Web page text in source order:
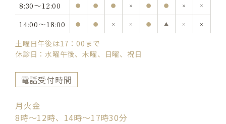
8:30〜12:00
● ● ● × ● ● × ×
14:00〜18:00 ● ● × × ● ▲ × ×
土曜日午後は17：00まで
休診日：水曜午後、木曜、日曜、祝日
電話受付時間
月火金
8時〜12時、14時〜17時30分